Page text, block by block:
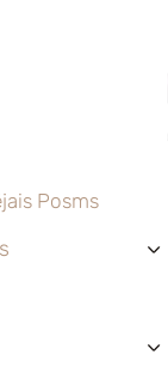
Posms
›
›